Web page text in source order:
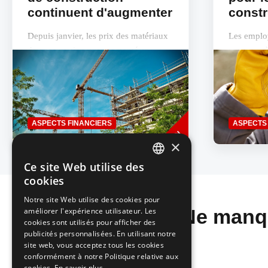
continuent d'augmenter
Depuis janvier, les prix des matériaux
de construction ont augmenté en
moyenne de 16 %, selon une étude de
la Confédération Construction à
laquelle...
ASPECTS FINANCIERS
Savoir
plus
Les
parvenus
ouvriers
contient
Ne
×
Ce site Web utilise des
cookies
Notre site Web utilise des cookies pour
améliorer l'expérience utilisateur. Les
cookies sont utilisés pour afficher des
publicités personnalisées. En utilisant notre
site web, vous acceptez tous les cookies
conformément à notre Politique relative aux